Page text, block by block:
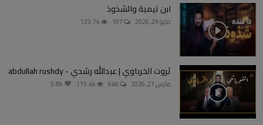
ابن تيمية والشذوذ
مايو 29, 2026
ثروت الخرباوي | عبدالله رشدي - abdullah rushdy
مارس 27, 2026